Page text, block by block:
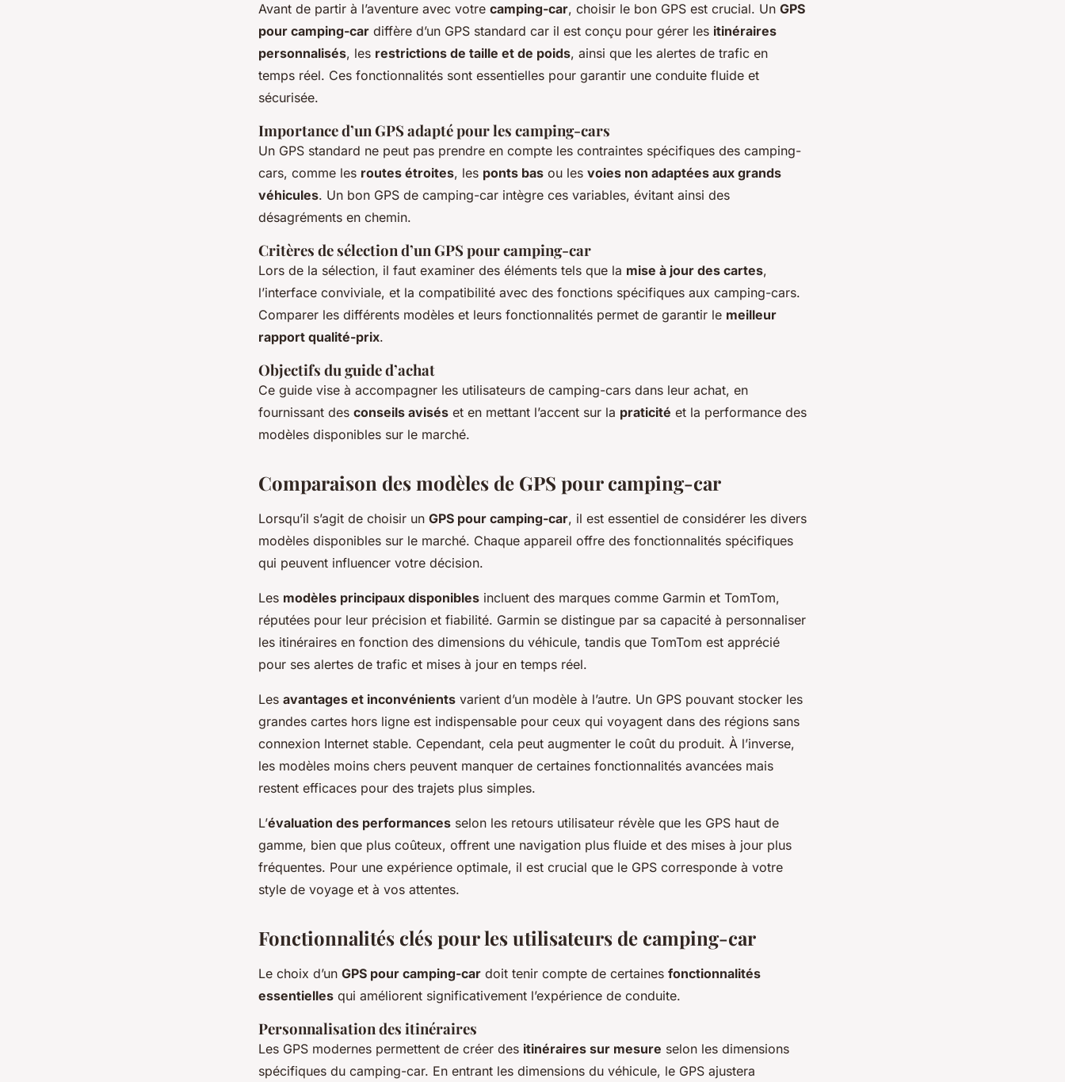
Avant de partir à l’aventure avec votre camping-car, choisir le bon GPS est crucial. Un GPS
pour camping-car diffère d’un GPS standard car il est conçu pour gérer les itinéraires
personnalisés, les restrictions de taille et de poids, ainsi que les alertes de trafic en
temps réel. Ces fonctionnalités sont essentielles pour garantir une conduite fluide et
sécurisée.
Importance d’un GPS adapté pour les camping-cars
Un GPS standard ne peut pas prendre en compte les contraintes spécifiques des camping-
cars, comme les routes étroites, les ponts bas ou les voies non adaptées aux grands
véhicules. Un bon GPS de camping-car intègre ces variables, évitant ainsi des
désagréments en chemin.
Critères de sélection d’un GPS pour camping-car
Lors de la sélection, il faut examiner des éléments tels que la mise à jour des cartes,
l’interface conviviale, et la compatibilité avec des fonctions spécifiques aux camping-cars.
Comparer les différents modèles et leurs fonctionnalités permet de garantir le meilleur
rapport qualité-prix.
Objectifs du guide d’achat
Ce guide vise à accompagner les utilisateurs de camping-cars dans leur achat, en
fournissant des conseils avisés et en mettant l’accent sur la praticité et la performance des
modèles disponibles sur le marché.
Comparaison des modèles de GPS pour camping-car
Lorsqu’il s’agit de choisir un GPS pour camping-car, il est essentiel de considérer les divers
modèles disponibles sur le marché. Chaque appareil offre des fonctionnalités spécifiques
qui peuvent influencer votre décision.
Les modèles principaux disponibles incluent des marques comme Garmin et TomTom,
réputées pour leur précision et fiabilité. Garmin se distingue par sa capacité à personnaliser
les itinéraires en fonction des dimensions du véhicule, tandis que TomTom est apprécié
pour ses alertes de trafic et mises à jour en temps réel.
Les avantages et inconvénients varient d’un modèle à l’autre. Un GPS pouvant stocker les
grandes cartes hors ligne est indispensable pour ceux qui voyagent dans des régions sans
connexion Internet stable. Cependant, cela peut augmenter le coût du produit. À l’inverse,
les modèles moins chers peuvent manquer de certaines fonctionnalités avancées mais
restent efficaces pour des trajets plus simples.
L’évaluation des performances selon les retours utilisateur révèle que les GPS haut de
gamme, bien que plus coûteux, offrent une navigation plus fluide et des mises à jour plus
fréquentes. Pour une expérience optimale, il est crucial que le GPS corresponde à votre
style de voyage et à vos attentes.
Fonctionnalités clés pour les utilisateurs de camping-car
Le choix d’un GPS pour camping-car doit tenir compte de certaines fonctionnalités
essentielles qui améliorent significativement l’expérience de conduite.
Personnalisation des itinéraires
Les GPS modernes permettent de créer des itinéraires sur mesure selon les dimensions
spécifiques du camping-car. En entrant les dimensions du véhicule, le GPS ajustera